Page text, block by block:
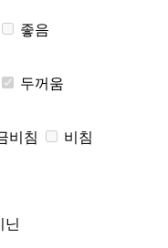
좋음
두꺼움
비침 비침
닌